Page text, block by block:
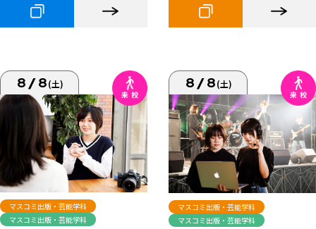
8/8(土)
マスコミ出版・芸能学科
マスコミ出版・芸能学科
8/8(土)
マスコミ出版・芸能学科
マスコミ出版・芸能学科